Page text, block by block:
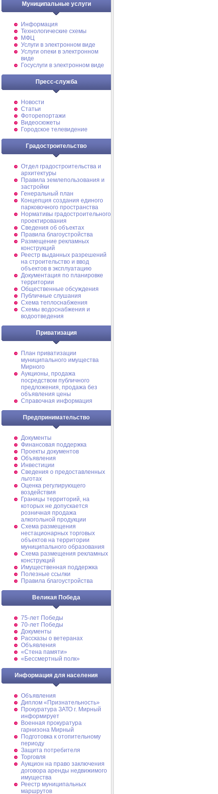
Муниципальные услуги
Информация
Технологические схемы
МФЦ
Услуги в электронном виде
Услуги опеки в электронном
виде
Госуслуги в электронном виде
Пресс-служба
Новости
Статьи
Фоторепортажи
Видеосюжеты
Городское телевидение
Градостроительство
Отдел градостроительства и
архитектуры
Правила землепользования и
застройки
Генеральный план
Концепция создания единого
парковочного пространства
Нормативы градостроительного
проектирования
Сведения об объектах
Правила благоустройства
Размещение рекламных
конструкций
Реестр выданных разрешений
на строительство и ввод
объектов в эксплуатацию
Документация по планировке
территории
Общественные обсуждения
Публичные слушания
Схема теплоснабжения
Схемы водоснабжения и
водоотведения
Приватизация
План приватизации
муниципального имущества
Мирного
Аукционы, продажа
посредством публичного
предложения, продажа без
объявления цены
Справочная информация
Предпринимательство
Документы
Финансовая поддержка
Проекты документов
Объявления
Инвестиции
Сведения о предоставленных
льготах
Оценка регулирующего
воздействия
Границы территорий, на
которых не допускается
розничная продажа
алкогольной продукции
Схема размещения
нестационарных торговых
объектов на территории
муниципального образования
Схема размещения рекламных
конструкций
Имущественная поддержка
Полезные ссылки
Правила благоустройства
Великая Победа
75-лет Победы
70-лет Победы
Документы
Рассказы о ветеранах
Объявления
«Стена памяти»
«Бессмертный полк»
Информация для населения
Объявления
Диплом «Признательность»
Прокуратура ЗАТО г. Мирный
информирует
Военная прокуратура
гарнизона Мирный
Подготовка к отопительному
периоду
Защита потребителя
Торговля
Аукцион на право заключения
договора аренды недвижимого
имущества
Реестр муниципальных
маршрутов